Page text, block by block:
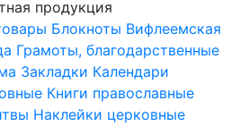
продукция
Блокноты Вифлеемская
Грамоты, благодарственные
Закладки Календари
Книги православные
Наклейки церковные